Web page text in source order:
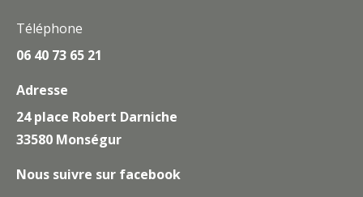
Téléphone
06 40 73 65 21
Adresse
24 place Robert Darniche
33580 Monségur
Nous suivre sur facebook